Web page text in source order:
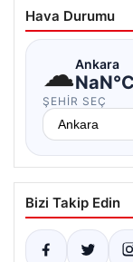
Hava Durumu
☁Ankara
NaN°C
ŞEHIR SEÇ
Bizi Takip Edin